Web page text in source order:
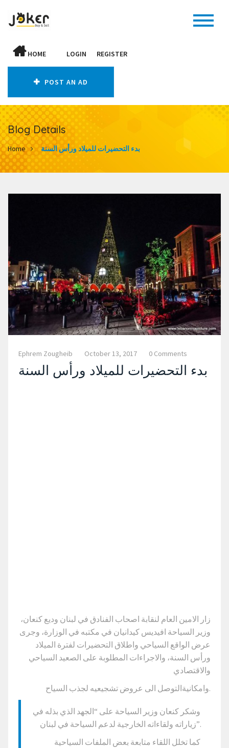
HOME LOGIN REGISTER
POST AN AD
Blog Details
Home بدء التحضيرات للميلاد ورأس السنة
Ephrem Zougheib October 13, 2017 0 Comments
بدء التحضيرات للميلاد ورأس السنة
زار الامين العام لنقابة اصحاب الفنادق في لبنان وديع كنعان،
وزير السياحة افيديس كيدانيان في مكتبه في الوزارة، وجرى
عرض الواقع السياحي واطلاق التحضيرات لفترة الميلاد
ورأس السنة، والاجراءات المطلوبة على الصعيد السياحي
والاقتصادي
وامكانيةالتوصل الى عروض تشجيعيه لجذب السياح.
وشكر كنعان وزير السياحة على “الجهد الذي بذله في
زياراته ولقاءاته الخارجية لدعم السياحة في لبنان”.
كما تخلل اللقاء متابعة بعض الملفات السياحية